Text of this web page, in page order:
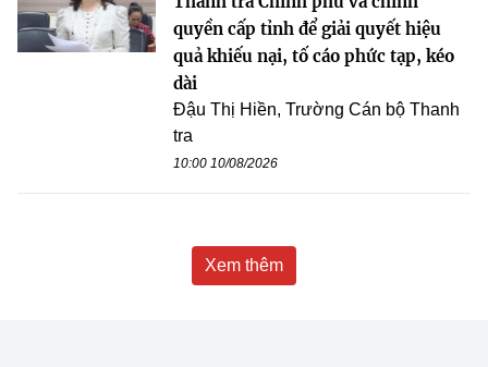
quyền cấp tỉnh để giải quyết hiệu
quả khiếu nại, tố cáo phức tạp, kéo
dài
Đậu Thị Hiền, Trường Cán bộ Thanh
tra
10:00 10/08/2026
Xem thêm